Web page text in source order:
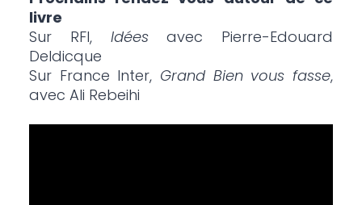
livre
Sur RFI, Idéesavec Pierre-Edouard
Deldicque
Sur France Inter, Grand Bien vous fasse,
avec Ali Rebeihi